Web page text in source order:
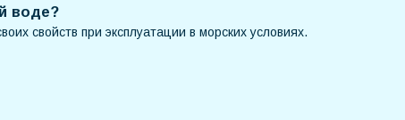
воде?
свойств при эксплуатации в морских условиях.